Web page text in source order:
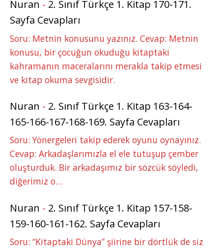
Nuran - 2. Sınıf Türkçe 1. Kitap 170-171.
Sayfa Cevapları
Soru: Metnin konusunu yazınız. Cevap: Metnin
konusu, bir çocuğun okuduğu kitaptaki
kahramanın maceralarını merakla takip etmesi
ve kitap okuma sevgisidir.
Nuran - 2. Sınıf Türkçe 1. Kitap 163-164-
165-166-167-168-169. Sayfa Cevapları
Soru: Yönergeleri takip ederek oyunu oynayınız.
Cevap: Arkadaşlarımızla el ele tutuşup çember
oluşturduk. Bir arkadaşımız bir sözcük söyledi,
diğerimiz o…
Nuran - 2. Sınıf Türkçe 1. Kitap 157-158-
159-160-161-162. Sayfa Cevapları
Soru: “Kitaptaki Dünya” şiirine bir dörtlük de siz